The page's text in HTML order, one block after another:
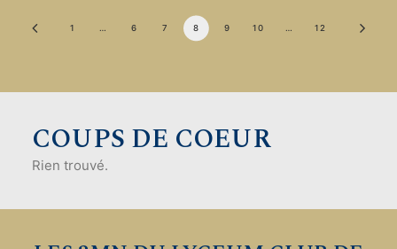
1 … 6 7 8 9 10 … 12
COUPS DE COEUR
Rien trouvé.